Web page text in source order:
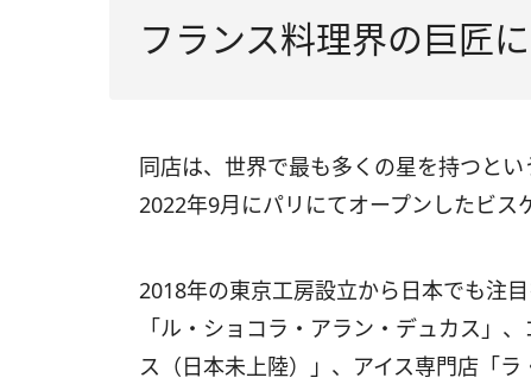
フランス料理界の巨匠
同店は、世界で最も多くの星を持つと
2022年9月にパリにてオープンしたビス
2018年の東京工房設立から日本でも注
「ル・ショコラ・アラン・デュカス」
ス（日本未上陸）」、アイス専門店「